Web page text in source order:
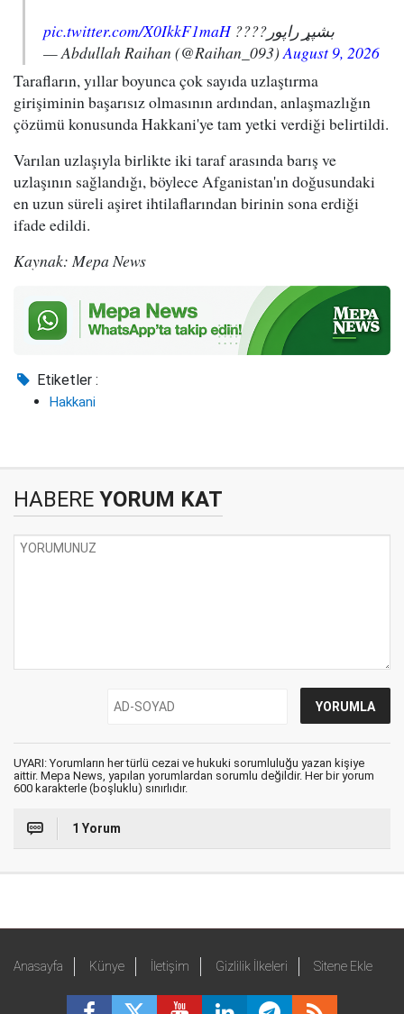
بشپړ راپور????pic.twitter.com/X0IkkF1maH
— Abdullah Raihan (@Raihan_093) August 9, 2026
Tarafların, yıllar boyunca çok sayıda uzlaştırma
girişiminin başarısız olmasının ardından, anlaşmazlığın
çözümü konusunda Hakkani'ye tam yetki verdiği belirtildi.
Varılan uzlaşıyla birlikte iki taraf arasında barış ve
uzlaşının sağlandığı, böylece Afganistan'ın doğusundaki
en uzun süreli aşiret ihtilaflarından birinin sona erdiği
ifade edildi.
Kaynak: Mepa News
Etiketler :
Hakkani
HABERE YORUM KAT
UYARI: Yorumların her türlü cezai ve hukuki sorumluluğu yazan kişiye
aittir. Mepa News, yapılan yorumlardan sorumlu değildir. Her bir yorum
600 karakterle (boşluklu) sınırlıdır.
1 Yorum
Anasayfa Künye İletişim Gizlilik İlkeleri Sitene Ekle